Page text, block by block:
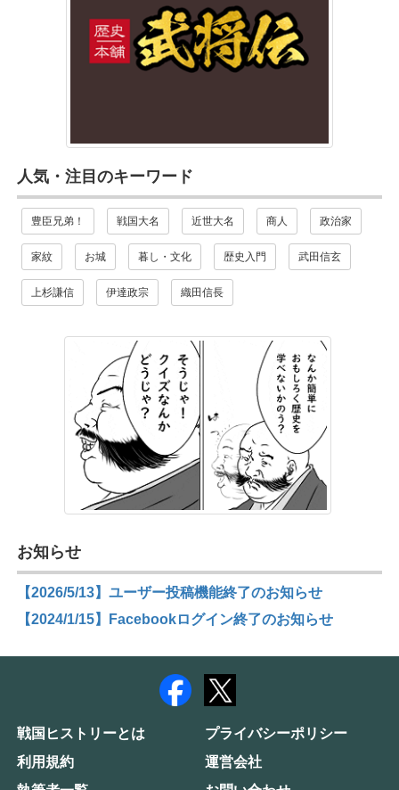
人気・注目のキーワード
豊臣兄弟！ 戦国大名 近世大名 商人 政治家
家紋 お城 暮し・文化 歴史入門 武田信玄
上杉謙信 伊達政宗 織田信長
お知らせ
【2026/5/13】ユーザー投稿機能終了のお知らせ
【2024/1/15】Facebookログイン終了のお知らせ
戦国ヒストリーとは
プライバシーポリシー
利用規約
運営会社